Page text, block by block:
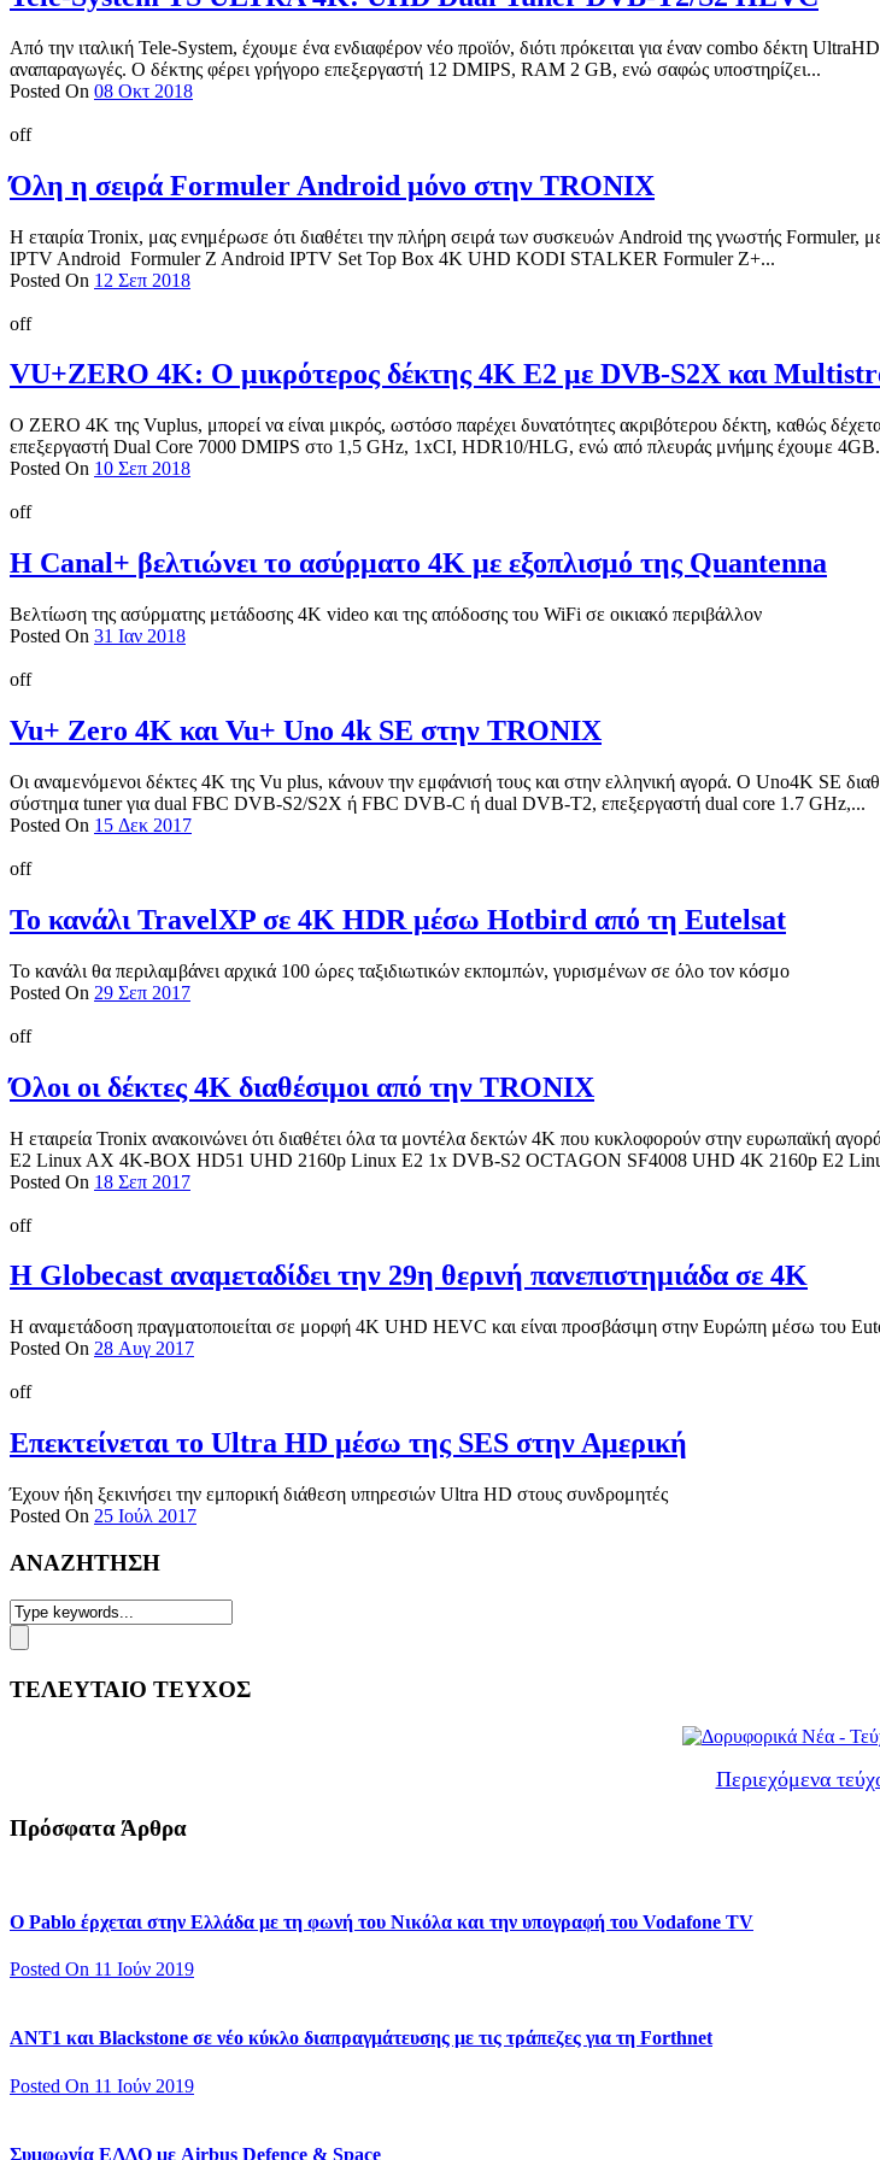
Από την ιταλική Tele-System, έχουμε ένα ενδιαφέρον νέο προϊόν, διότι πρόκειται για έναν combo δέκτη
αναπαραγωγές. Ο δέκτης φέρει γρήγορο επεξεργαστή 12 DMIPS, RAM 2 GB, ενώ σαφώς υποστηρίζει...
Posted On 08 Οκτ 2018
off
Όλη η σειρά Formuler Android μόνο στην TRONIX
Η εταιρία Tronix, μας ενημέρωσε ότι διαθέτει την πλήρη σειρά των συσκευών Android της γνωστής
IPTV Android Formuler Z Android IPTV Set Top Box 4K UHD KODI STALKER Formuler Z+...
Posted On 12 Σεπ 2018
off
VU+ZERO 4K: Ο μικρότερος δέκτης 4K E2 με DVB-S2X και
O ZERO 4K της Vuplus, μπορεί να είναι μικρός, ωστόσο παρέχει δυνατότητες ακριβότερου δέκτη, καθώς
επεξεργαστή Dual Core 7000 DMIPS στο 1,5 GHz, 1xCI, HDR10/HLG, ενώ από πλευράς μνήμης έχουμε
Posted On 10 Σεπ 2018
off
Η Canal+ βελτιώνει το ασύρματο 4K με εξοπλισμό της Quantenna
Βελτίωση της ασύρματης μετάδοσης 4K video και της απόδοσης του WiFi σε οικιακό περιβάλλον
Posted On 31 Ιαν 2018
off
Vu+ Zero 4K και Vu+ Uno 4k SE στην TRONIX
Οι αναμενόμενοι δέκτες 4Κ της Vu plus, κάνουν την εμφάνισή τους και στην ελληνική αγορά. Ο Uno4K SE
σύστημα tuner για dual FBC DVB-S2/S2X ή FBC DVB-C ή dual DVB-T2, επεξεργαστή dual core 1.7 GHz,...
Posted On 15 Δεκ 2017
off
Το κανάλι TravelXP σε 4K HDR μέσω Hotbird από τη Eutelsat
Το κανάλι θα περιλαμβάνει αρχικά 100 ώρες ταξιδιωτικών εκπομπών, γυρισμένων σε όλο τον κόσμο
Posted On 29 Σεπ 2017
off
Όλοι οι δέκτες 4Κ διαθέσιμοι από την TRONIX
Η εταιρεία Tronix ανακοινώνει ότι διαθέτει όλα τα μοντέλα δεκτών 4Κ που κυκλοφορούν στην ευρωπαϊκή
E2 Linux AX 4K-BOX HD51 UHD 2160p Linux E2 1x DVB-S2 OCTAGON SF4008 UHD 4K 2160p E2
Posted On 18 Σεπ 2017
off
Η Globecast αναμεταδίδει την 29η θερινή πανεπιστημιάδα σε 4K
Η αναμετάδοση πραγματοποιείται σε μορφή 4K UHD HEVC και είναι προσβάσιμη στην Ευρώπη μέσω του
Posted On 28 Αυγ 2017
off
Επεκτείνεται το Ultra HD μέσω της SES στην Αμερική
Έχουν ήδη ξεκινήσει την εμπορική διάθεση υπηρεσιών Ultra HD στους συνδρομητές
Posted On 25 Ιούλ 2017
ΑΝΑΖΗΤΗΣΗ
ΤΕΛΕΥΤΑΙΟ ΤΕΥΧΟΣ
Περιεχόμενα
Πρόσφατα Άρθρα
Ο Pablo έρχεται στην Ελλάδα με τη φωνή του Νικόλα και την υπογραφή του Vodafone TV
Posted On 11 Ιούν 2019
ΑΝΤ1 και Blackstone σε νέο κύκλο διαπραγμάτευσης με τις τράπεζες για τη Forthnet
Posted On 11 Ιούν 2019
Συμφωνία ΕΛΔΟ με Airbus Defence & Space